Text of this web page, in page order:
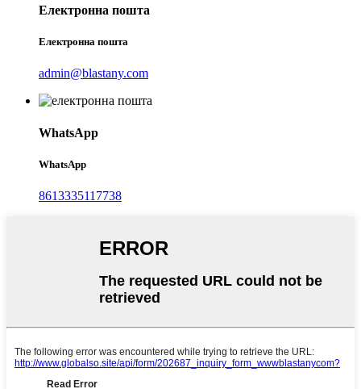
Електронна пошта
Електронна пошта
admin@blastany.com
WhatsApp
WhatsApp
8613335117738